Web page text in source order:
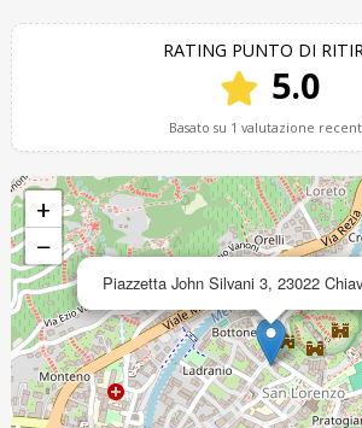
RATING PUNTO DI
5.0
Basato su 1 valutazione
Piazzetta John Silvani 3, 23022
+
−